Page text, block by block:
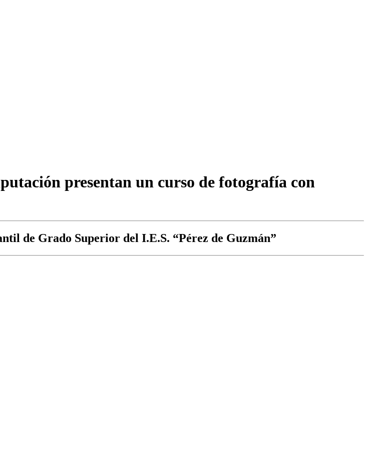
presentan un curso de fotografía con
de Grado Superior del I.E.S. “Pérez de Guzmán”